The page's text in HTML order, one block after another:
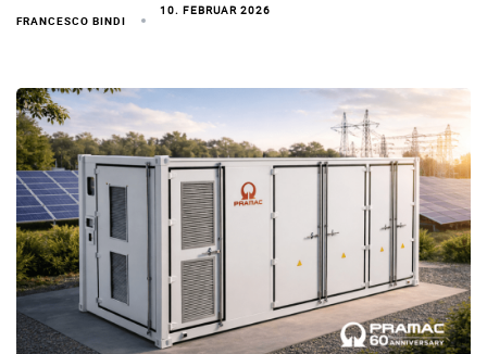
FRANCESCO BINDI
10. FEBRUAR 2026